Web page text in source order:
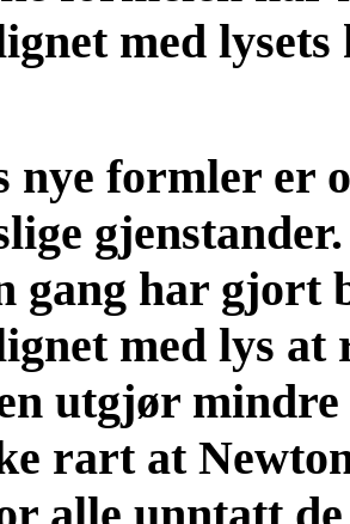
med lysets
nye formler er
gang har gjort
med lys
utgjør
rart at